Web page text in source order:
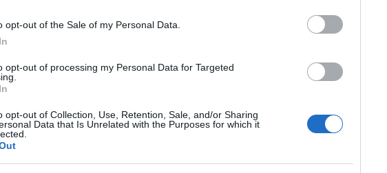
opt-out of the Sale of my Personal Data.
opt-out of processing my Personal Data for Targeted
opt-out of Collection, Use, Retention, Sale, and/or Sharing
Data that Is Unrelated with the Purposes for which it
2024. márc. 5.
Elkerülhető-e a
befagyása?